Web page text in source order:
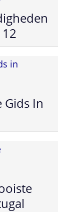
Gids In